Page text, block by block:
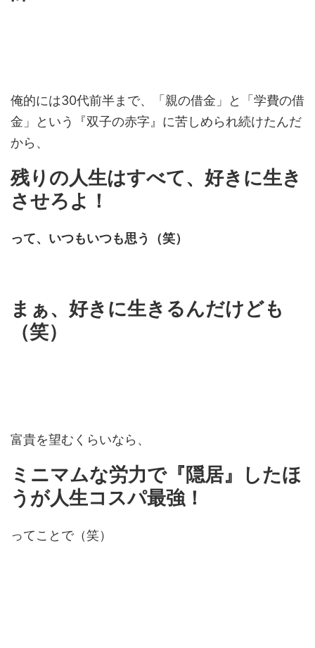
俺的には30代前半まで、「親の借金」と「学費の借
金」という『双子の赤字』に苦しめられ続けたんだ
から、
残りの人生はすべて、好きに生き
させろよ！
って、いつもいつも思う（笑）
まぁ、好きに生きるんだけども
（笑）
富貴を望むくらいなら、
ミニマムな労力で『隠居』したほ
うが人生コスパ最強！
ってことで（笑）